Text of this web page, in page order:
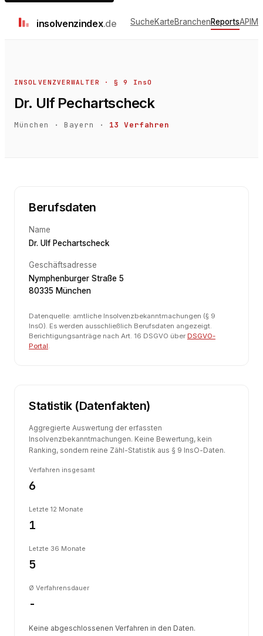
insolvenzindex.de SucheKarteBranchenReportsAPI
INSOLVENZVERWALTER · § 9 InsO
Dr. Ulf Pechartscheck
München ·Bayern · 13 Verfahren
Berufsdaten
Name
Dr. Ulf Pechartscheck
Geschäftsadresse
Nymphenburger Straße 5
80335 München
Datenquelle: amtliche Insolvenzbekanntmachungen (§ 9
InsO). Es werden ausschließlich Berufsdaten angezeigt.
Berichtigungsanträge nach Art. 16 DSGVO über DSGVO-
Portal.
Statistik (Datenfakten)
Aggregierte Auswertung der erfassten
Insolvenzbekanntmachungen. Keine Bewertung, kein
Ranking, sondern reine Zähl-Statistik aus § 9 InsO-Daten.
Verfahren insgesamt
6
Letzte 12 Monate
1
Letzte 36 Monate
5
Ø Verfahrensdauer
-
Keine abgeschlossenen Verfahren in den Daten.